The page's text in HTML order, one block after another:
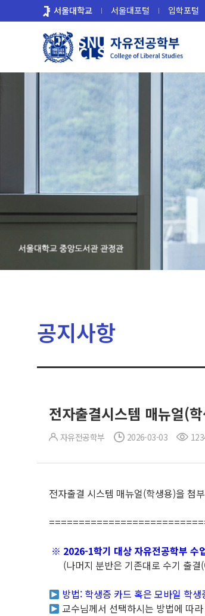
로
서울대학교 서울대포털 입학포털
공지사항
전자출결시스템 매뉴얼(
자유전공학부 2026-03-03
전자출결 시스템 매뉴얼(학생용)을 첨
※ 2026-1학기 대상 자유전공학부 수
(나머지 분반은 기존대로 수기 출결
방법: 학생증 카드 혹은 모바일 학
교수님께서 선택하시는 방법에 따